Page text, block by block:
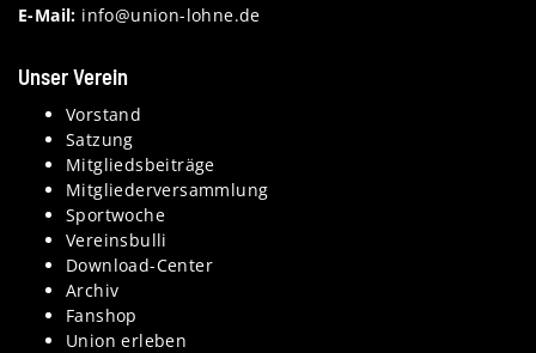
E-Mail: info@union-lohne.de
Unser Verein
Vorstand
Satzung
Mitgliedsbeiträge
Mitgliederversammlung
Sportwoche
Vereinsbulli
Download-Center
Archiv
Fanshop
Union erleben